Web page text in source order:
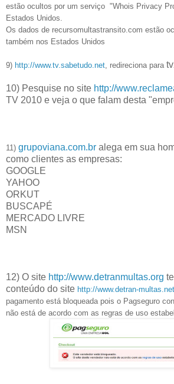
estão ocultos por um serviço "Whois Privacy
Estados Unidos.
Os dados de recursomultastransito.com estão
também nos Estados Unidos
9) http://www.tv.sabetudo.net, redireciona para
10) Pesquise no site http://
TV 2010 e veja o que falam desta
11) grupoviana.com.br alega em sua
como clientes as empresas:
GOOGLE
YAHOO
ORKUT
BUSCAPÉ
MERCADO LIVRE
MSN
12) O site http://www.detranmultas.org
conteúdo do site http://www.detran-multas.net
pagamento está bloqueada pois o Pagseguro
não está de acordo com as regras de uso